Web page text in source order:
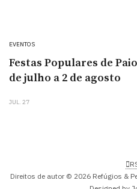
EVENTOS
Festas Populares de
de julho a 2 de agosto
JUL. 27
Direitos de autor © 2026 Refúgios &